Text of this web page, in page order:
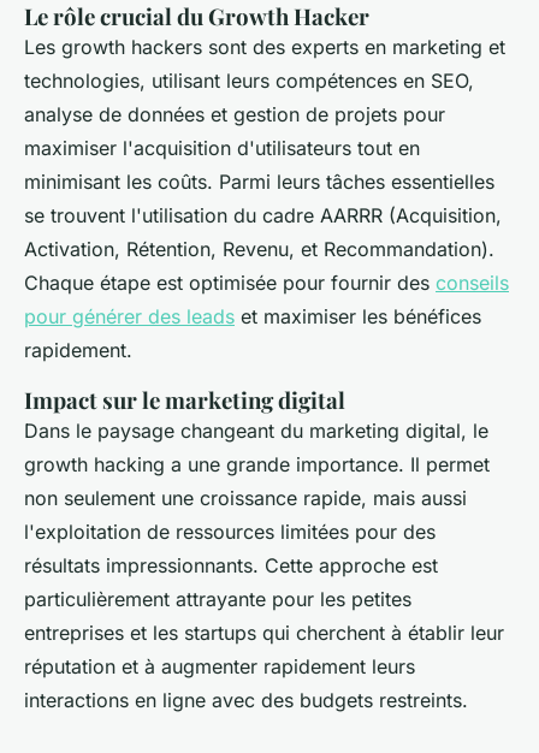
Le rôle crucial du Growth Hacker
Les growth hackers sont des experts en marketing et
technologies, utilisant leurs compétences en SEO,
analyse de données et gestion de projets pour
maximiser l'acquisition d'utilisateurs tout en
minimisant les coûts. Parmi leurs tâches essentielles
se trouvent l'utilisation du cadre AARRR (Acquisition,
Activation, Rétention, Revenu, et Recommandation).
Chaque étape est optimisée pour fournir des conseils
pour générer des leads et maximiser les bénéfices
rapidement.
Impact sur le marketing digital
Dans le paysage changeant du marketing digital, le
growth hacking a une grande importance. Il permet
non seulement une croissance rapide, mais aussi
l'exploitation de ressources limitées pour des
résultats impressionnants. Cette approche est
particulièrement attrayante pour les petites
entreprises et les startups qui cherchent à établir leur
réputation et à augmenter rapidement leurs
interactions en ligne avec des budgets restreints.